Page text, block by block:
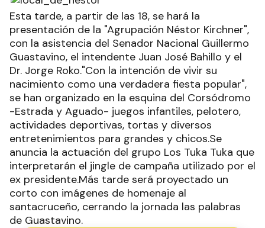
Esta tarde, a partir de las 18, se hará la
presentación de la "Agrupación Néstor Kirchner",
con la asistencia del Senador Nacional Guillermo
Guastavino, el intendente Juan José Bahillo y el
Dr. Jorge Roko."Con la intención de vivir su
nacimiento como una verdadera fiesta popular",
se han organizado en la esquina del Corsódromo
-Estrada y Aguado- juegos infantiles, pelotero,
actividades deportivas, tortas y diversos
entretenimientos para grandes y chicos.Se
anuncia la actuación del grupo Los Tuka Tuka que
interpretarán el jingle de campaña utilizado por el
ex presidente.Más tarde será proyectado un
corto con imágenes de homenaje al
santacruceño, cerrando la jornada las palabras
de Guastavino.